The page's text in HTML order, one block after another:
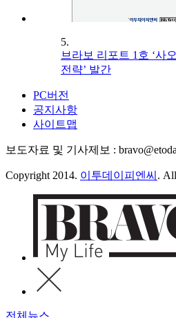
5.
브라보 리포트 1호 ‘사
전략’ 발간
PC버전
공지사항
사이트맵
보도자료 및 기사제보 :
Copyright 2014. 이투데이피엔씨 .